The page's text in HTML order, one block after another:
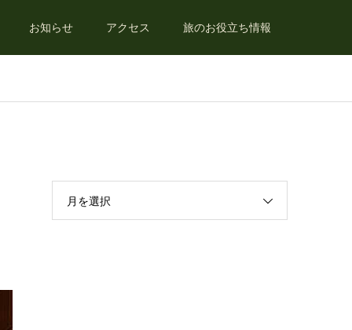
お知らせ アクセス 旅のお役立ち情報
月を選択